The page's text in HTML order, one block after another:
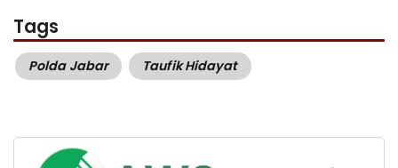
Tags
Polda Jabar Taufik Hidayat